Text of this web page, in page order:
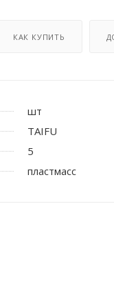
КАК КУПИТЬ
шт
TAIFU
5
пластмасс